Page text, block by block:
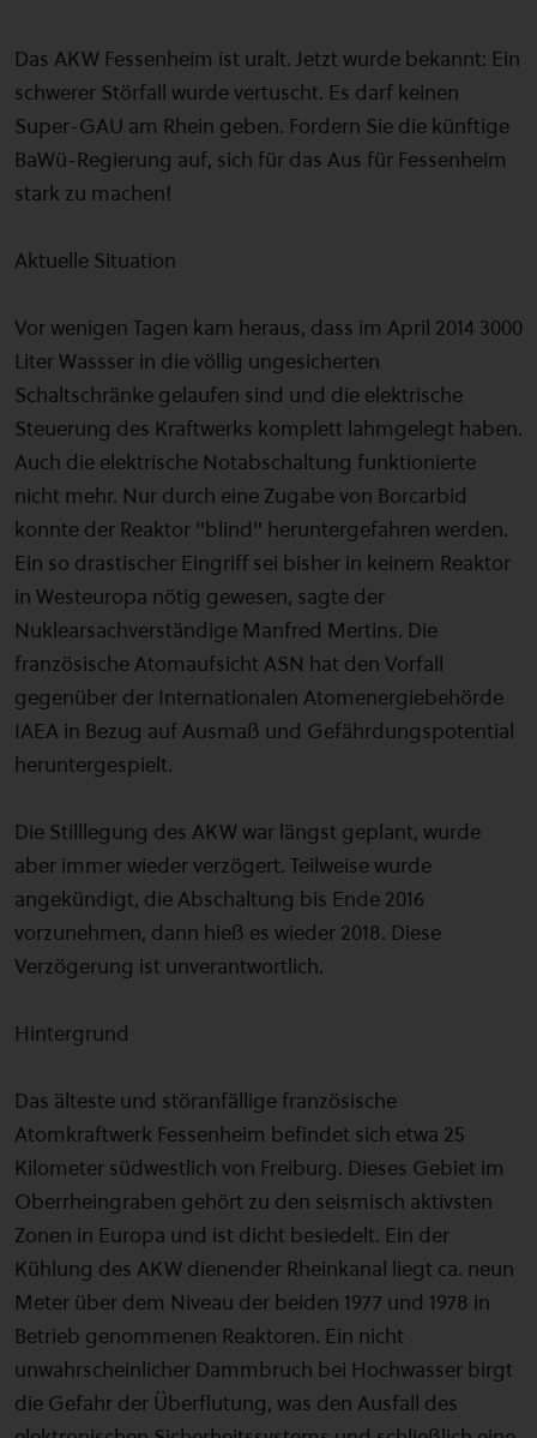
Das AKW Fessenheim ist uralt. Jetzt wurde bekannt: Ein
schwerer Störfall wurde vertuscht. Es darf keinen
Super-GAU am Rhein geben. Fordern Sie die künftige
BaWü-Regierung auf, sich für das Aus für Fessenheim
stark zu machen!
Aktuelle Situation
Vor wenigen Tagen kam heraus, dass im April 2014 3000
Liter Wassser in die völlig ungesicherten
Schaltschränke gelaufen sind und die elektrische
Steuerung des Kraftwerks komplett lahmgelegt haben.
Auch die elektrische Notabschaltung funktionierte
nicht mehr. Nur durch eine Zugabe von Borcarbid
konnte der Reaktor "blind" heruntergefahren werden.
Ein so drastischer Eingriff sei bisher in keinem Reaktor
in Westeuropa nötig gewesen, sagte der
Nuklearsachverständige Manfred Mertins. Die
französische Atomaufsicht ASN hat den Vorfall
gegenüber der Internationalen Atomenergiebehörde
IAEA in Bezug auf Ausmaß und Gefährdungspotential
heruntergespielt.
Die Stilllegung des AKW war längst geplant, wurde
aber immer wieder verzögert. Teilweise wurde
angekündigt, die Abschaltung bis Ende 2016
vorzunehmen, dann hieß es wieder 2018. Diese
Verzögerung ist unverantwortlich.
Hintergrund
Das älteste und störanfällige französische
Atomkraftwerk Fessenheim befindet sich etwa 25
Kilometer südwestlich von Freiburg. Dieses Gebiet im
Oberrheingraben gehört zu den seismisch aktivsten
Zonen in Europa und ist dicht besiedelt. Ein der
Kühlung des AKW dienender Rheinkanal liegt ca. neun
Meter über dem Niveau der beiden 1977 und 1978 in
Betrieb genommenen Reaktoren. Ein nicht
unwahrscheinlicher Dammbruch bei Hochwasser birgt
die Gefahr der Überflutung, was den Ausfall des